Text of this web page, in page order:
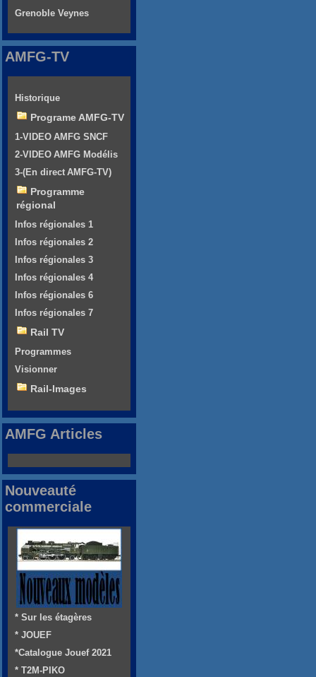
Grenoble Veynes
AMFG-TV
Historique
Programe AMFG-TV
1-VIDEO AMFG SNCF
2-VIDEO AMFG Modélis
3-(En direct AMFG-TV)
Programme
régional
Infos régionales 1
Infos régionales 2
Infos régionales 3
Infos régionales 4
Infos régionales 6
Infos régionales 7
Rail TV
Programmes
Visionner
Rail-Images
AMFG Articles
Nouveauté
commerciale
* Sur les étagères
* JOUEF
*Catalogue Jouef 2021
* T2M-PIKO